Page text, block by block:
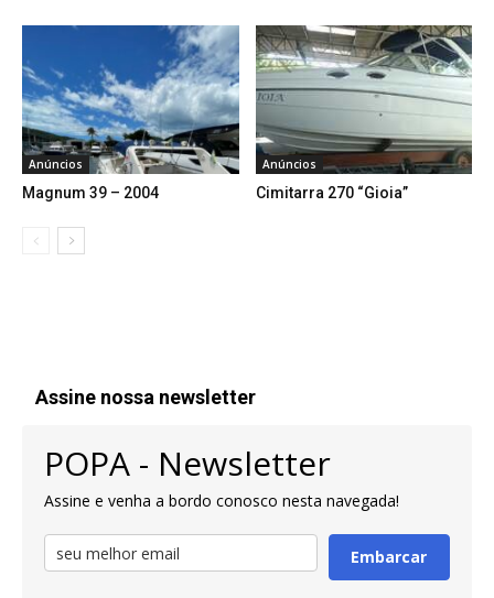
Anúncios
Magnum 39 – 2004
Anúncios
Cimitarra 270 “Gioia”
Assine nossa newsletter
POPA - Newsletter
Assine e venha a bordo conosco nesta navegada!
Embarcar